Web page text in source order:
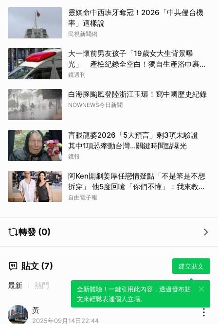
靈媒命中西班牙奪冠！2026「中共侵台機
率」這樣說
民視新聞網
大一懷前男友孩子「19歲女大生背景曝
光」 產檢紀錄全空白！獨自生產浴巾裹嬰
屍藏家5天
鏡週刊
白海豚颱風登陸浙江玉環！寫中國歷史紀錄
NOWNEWS今日新聞
盲眼龍婆2026「5大預言」剩3項未驗證
其中1項恐牽動台灣...關鍵時間點曝光
鏡報
阿Ken開剿姜厚任戀情疑點「不是笨是不想
拆穿」 他5度回嗆「你們不懂」：我來教育
你們
自由電子報
轉發 (0)
貼文 (7) 建立貼文
全新體驗！一鍵引用此內容，透過發布貼
文來輕鬆表達個人立場。
最新 熱門
黃
2025年09月14日22:44
取消